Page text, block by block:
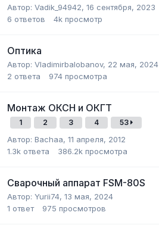
Автор: Vadik_94942, 16 сентября, 2023
6 ответов 4k просмотр
Оптика
Автор: Vladimirbalobanov, 22 мая, 2024
2 ответа 974 просмотра
Монтаж ОКСН и ОКГТ
1 2 3 4 53
Автор: Bachaa, 11 апреля, 2012
1.3k ответа 386.2k просмотра
Сварочный аппарат FSM-80S
Автор: Yurii74, 13 мая, 2024
1 ответ 975 просмотров